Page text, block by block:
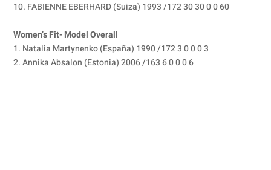
10. FABIENNE EBERHARD (Suiza) 1993 /172 30 30 0 0 60
Women’s Fit- Model Overall
1. Natalia Martynenko (España) 1990 /172 3 0 0 0 3
2. Annika Absalon (Estonia) 2006 /163 6 0 0 0 6